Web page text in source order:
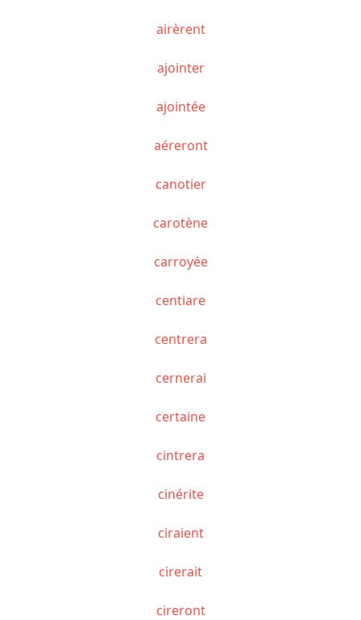
airèrent
ajointer
ajointée
aéreront
canotier
carotène
carroyée
centiare
centrera
cernerai
certaine
cintrera
cinérite
ciraient
cirerait
cireront